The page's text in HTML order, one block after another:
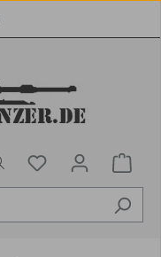
Du hast 0